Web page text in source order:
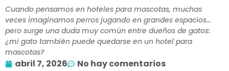
Cuando pensamos en hoteles para mascotas, muchas
veces imaginamos perros jugando en grandes espacios…
pero surge una duda muy común entre dueños de gatos:
¿mi gato también puede quedarse en un hotel para
mascotas?
abril 7, 2026 No hay comentarios